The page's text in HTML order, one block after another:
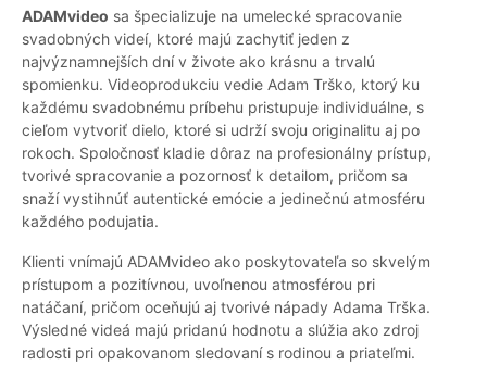
ADAMvideo sa špecializuje na umelecké spracovanie
svadobných videí, ktoré majú zachytiť jeden z
najvýznamnejších dní v živote ako krásnu a trvalú
spomienku. Videoprodukciu vedie Adam Trško, ktorý ku
každému svadobnému príbehu pristupuje individuálne, s
cieľom vytvoriť dielo, ktoré si udrží svoju originalitu aj po
rokoch. Spoločnosť kladie dôraz na profesionálny prístup,
tvorivé spracovanie a pozornosť k detailom, pričom sa
snaží vystihnúť autentické emócie a jedinečnú atmosféru
každého podujatia.
Klienti vnímajú ADAMvideo ako poskytovateľa so skvelým
prístupom a pozitívnou, uvoľnenou atmosférou pri
natáčaní, pričom oceňujú aj tvorivé nápady Adama Trška.
Výsledné videá majú pridanú hodnotu a slúžia ako zdroj
radosti pri opakovanom sledovaní s rodinou a priateľmi.